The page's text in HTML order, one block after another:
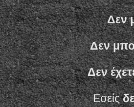
Δεν
Δεν
Δεν
Εσείς